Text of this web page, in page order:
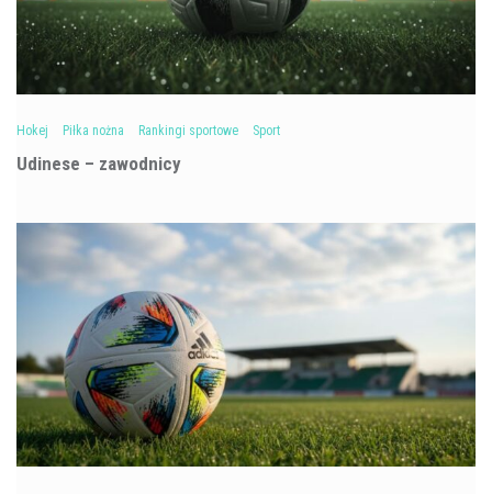
Hokej Piłka nożna Rankingi sportowe Sport
Udinese – zawodnicy